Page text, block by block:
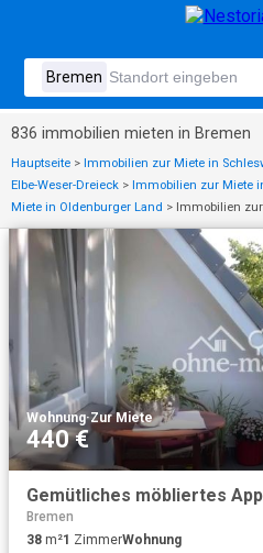
836 immobilien mieten in Bremen
Hauptseite > Immobilien zur Miete in
Elbe-Weser-Dreieck > Immobilien zur Miete
Miete in Oldenburger Land > Immobilien
Wohnung·Zur Miete
440 €
Bremen
38 m²1 ZimmerWohnung